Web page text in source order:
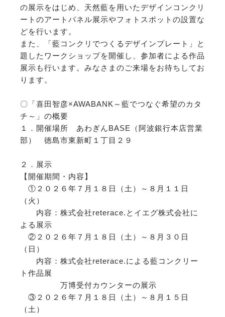
の展示をはじめ、天然藍を用いたデザインコンクリ
ートのアートパネル展示やフォトスポットの設置な
どを行います。
また、「藍コンクリでつくるデザインプレート」と
題したワークショップを開催し、参加者による作品
展示も行います。みなさまのご来場をお待ちしてお
ります。
〇「喜田智彦×AWABANK～藍でつなぐ希望のカタ
チ～」の概要
１．開催場所 あわぎんBASE（阿波銀行本店営業
部） 徳島市東新町１丁目２９
２．展示
【開催期間・内容】
①２０２６年７月１８日（土）～８月１１日
（火）
内容：株式会社reterace.とイエグ株式会社に
よる展示
②２０２６年７月１８日（土）～８月３０日
（日）
内容：株式会社reterace.による藍コンクリー
ト作品展
万博受付カウンターの展示
③２０２６年７月１８日（土）～８月１５日
（土）